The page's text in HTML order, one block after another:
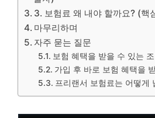
3. 보험료 왜 내야 할까요? (핵
마무리하며
자주 묻는 질문
보험 혜택을 받을 수 있는
가입 후 바로 보험 혜택을
프리랜서 보험료는 어떻게